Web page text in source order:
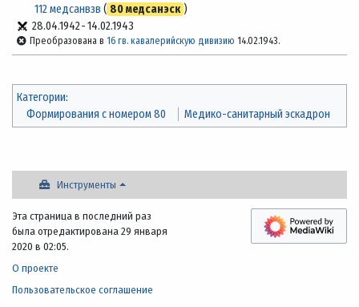
112 медсанвзв ( 80 медсанэск )
28.04.1942-14.02.1943
Преобразована в 16 гв. кавалерийскую дивизию 14.02.1943.
Категории:
Формирования с номером 80
Медико-санитарный эскадрон
Инструменты
Эта страница в последний раз
была отредактирована 29 января
2020 в 02:05.
О проекте
Пользовательское соглашение